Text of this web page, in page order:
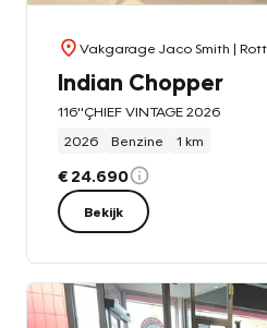
Vakgarage Jaco Smith |
Indian Chopper
116''ÇHIEF VINTAGE 2026
2026
Benzine 1 km
€ 24.690
Bekijk